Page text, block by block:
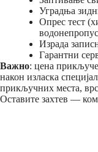
Уградња
Опрес тест
Израда
Гарантни
Важно: цена
након изласка
прикључних места,
Оставите захтев —